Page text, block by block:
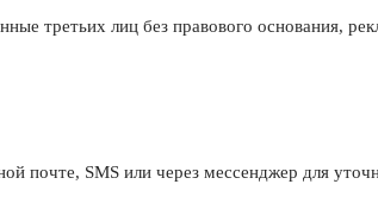
третьих лиц без правового основания,
почте, SMS или через мессенджер для